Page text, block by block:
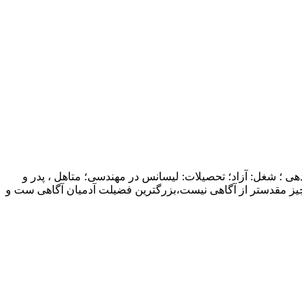
شغل: آزاد؛ تحصیلات: لیسانس در مهندسی؛ متاهل ، پدر و
مقدستر از آگاهی نیست،بزرگترین فضیلت آدمیان آگاهی ست و